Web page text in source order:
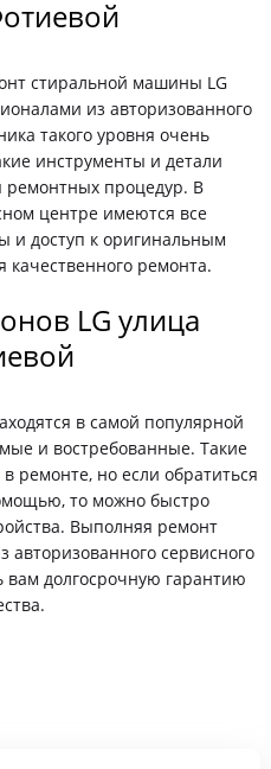
стиральной машины LG
из авторизованного
такого уровня очень
инструменты и детали
ремонтных процедур. В
центре имеются все
и доступ к оригинальным
ремонта.
LG улица
в самой популярной
и востребованные. Такие
ремонте, но если обратиться
то можно быстро
Выполняя ремонт
авторизованного сервисного
вам долгосрочную гарантию